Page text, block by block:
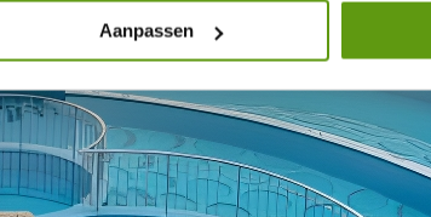
Aanpassen